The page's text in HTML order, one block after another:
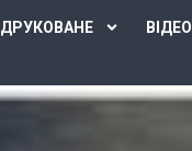
ДРУКОВАНЕ ВІДЕО